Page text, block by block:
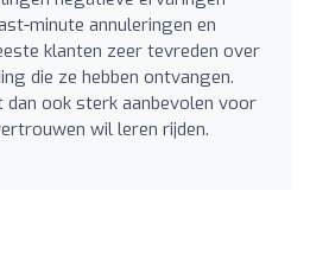
minute annuleringen en
klanten zeer tevreden over
die ze hebben ontvangen.
ook sterk aanbevolen voor
wil leren rijden.